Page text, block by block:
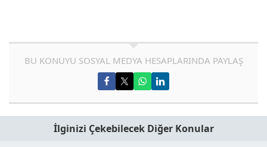
BU KONUYU SOSYAL MEDYA HESAPLARINDA PAYLAŞ
İlginizi Çekebilecek Diğer Konular